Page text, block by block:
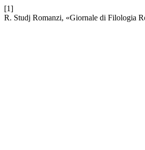
[1]
R. Studj Romanzi, «Giornale di Filologia